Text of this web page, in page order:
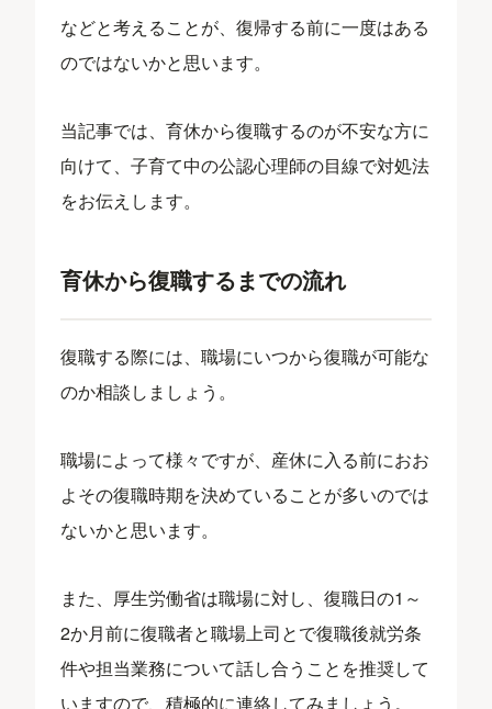
などと考えることが、復帰する前に一度はある
のではないかと思います。
当記事では、育休から復職するのが不安な方に
向けて、子育て中の公認心理師の目線で対処法
をお伝えします。
育休から復職するまでの流れ
復職する際には、職場にいつから復職が可能な
のか相談しましょう。
職場によって様々ですが、産休に入る前におお
よその復職時期を決めていることが多いのでは
ないかと思います。
また、厚生労働省は職場に対し、復職日の1～
2か月前に復職者と職場上司とで復職後就労条
件や担当業務について話し合うことを推奨して
いますので、積極的に連絡してみましょう。